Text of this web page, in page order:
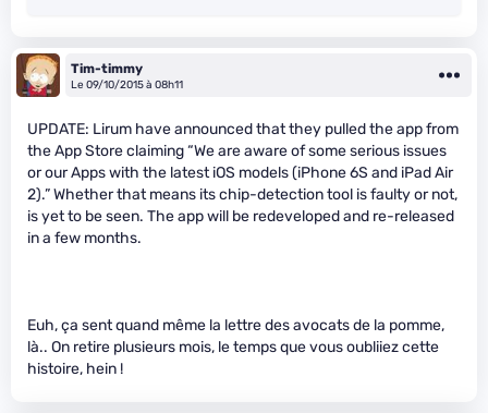
Tim-timmy
Le 09/10/2015 à 08h11
UPDATE: Lirum have announced that they pulled the app from
the App Store claiming “We are aware of some serious issues
or our Apps with the latest iOS models (iPhone 6S and iPad Air
2).” Whether that means its chip-detection tool is faulty or not,
is yet to be seen. The app will be redeveloped and re-released
in a few months.
Euh, ça sent quand même la lettre des avocats de la pomme,
là.. On retire plusieurs mois, le temps que vous oubliiez cette
histoire, hein !